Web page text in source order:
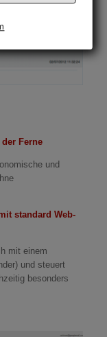
Ferne
und
standard Web-
mit einem
und steuert
besonders